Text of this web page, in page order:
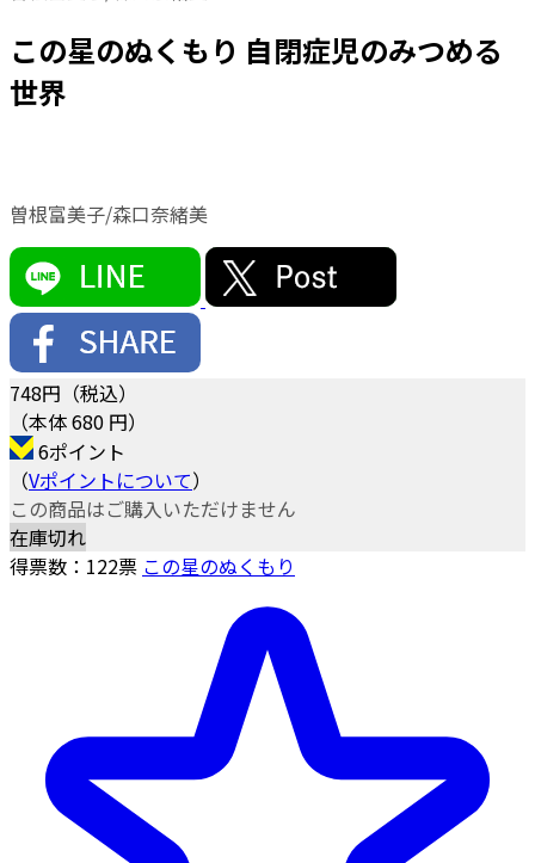
この星のぬくもり 自閉症児のみつめる
世界
曽根富美子/森口奈緒美
748円（税込）
（本体 680 円）
6ポイント
（Vポイントについて）
この商品はご購入いただけません
在庫切れ
得票数： 122票 この星のぬくもり